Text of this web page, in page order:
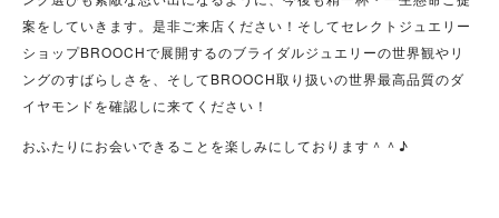
案をしていきます。是非ご来店ください！そしてセレクトジュエリー
ショップBROOCHで展開するのブライダルジュエリーの世界観やリ
ングのすばらしさを、そしてBROOCH取り扱いの世界最高品質のダ
イヤモンドを確認しに来てください！
おふたりにお会いできることを楽しみにしております＾＾♪